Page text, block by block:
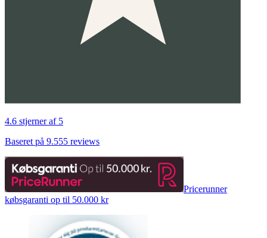
4.6 stjerner af 5
Baseret på 9.555 reviews
Pricerunner
købsgaranti op til 50.000 kr